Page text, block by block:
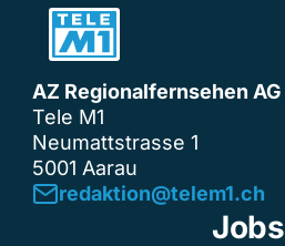
AZ Regionalfernsehen AG
Tele M1
Neumattstrasse 1
5001 Aarau
redaktion@telem1.ch
Jobs